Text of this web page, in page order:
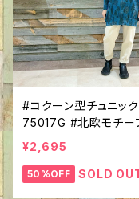
#コクーン型チュニッ
75017G #北欧モチー
総柄 #起毛ニットソー
袖 #ドルマンスリーブ #
こりモチーフ #インパク
¥2,695
50%OFF SOLD